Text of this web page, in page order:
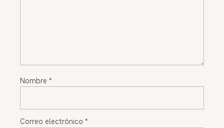
Nombre *
Correo electrónico *